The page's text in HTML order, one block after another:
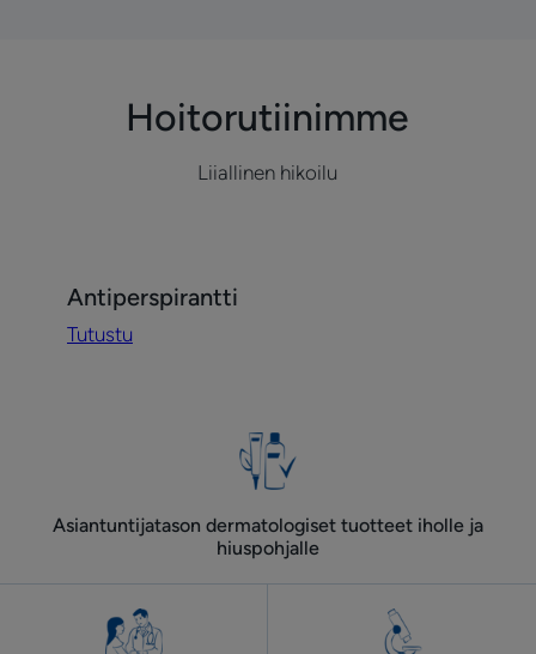
Hoitorutiinimme
Liiallinen hikoilu
Antiperspirantti
Antiperspirantti
Tutustu
Asiantuntijatason dermatologiset tuotteet iholle ja
hiuspohjalle